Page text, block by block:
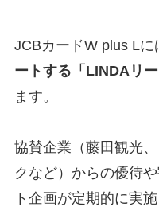
JCBカードW plus Lに
ートする「LINDAリ
ます。
協賛企業（藤田観光
クなど）からの優待
ト企画が定期的に実